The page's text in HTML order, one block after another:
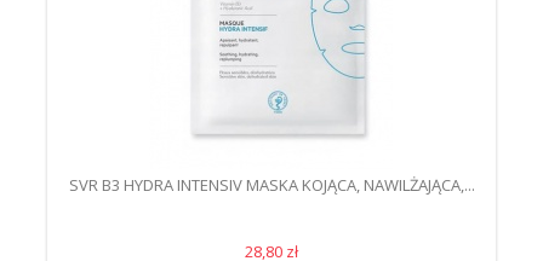
SVR B3 HYDRA INTENSIV MASKA KOJĄCA, NAWILŻAJĄCA,...
28,80 zł